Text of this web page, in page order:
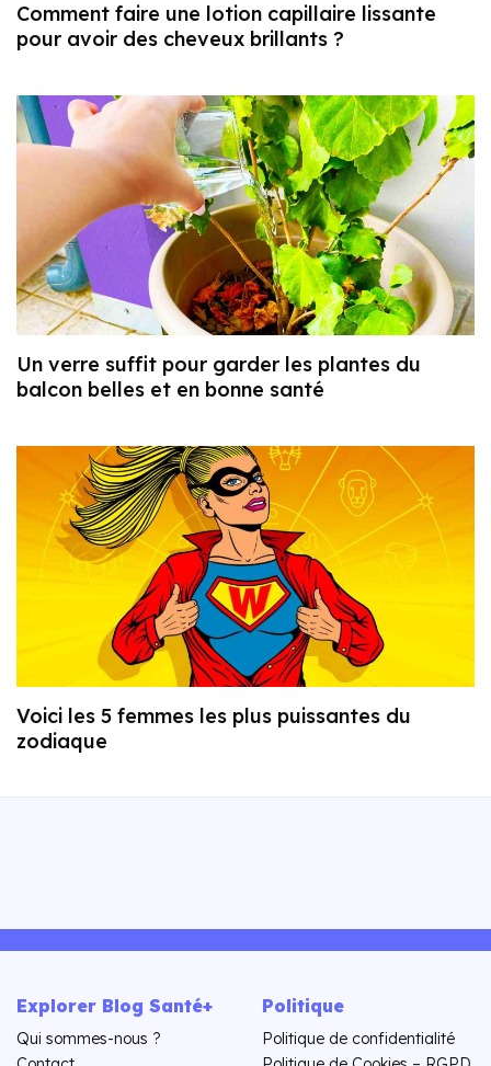
Comment faire une lotion capillaire lissante
pour avoir des cheveux brillants ?
Un verre suffit pour garder les plantes du
balcon belles et en bonne santé
Voici les 5 femmes les plus puissantes du
zodiaque
Explorer Blog Santé+
Qui sommes-nous ?
Politique
Politique de confidentialité